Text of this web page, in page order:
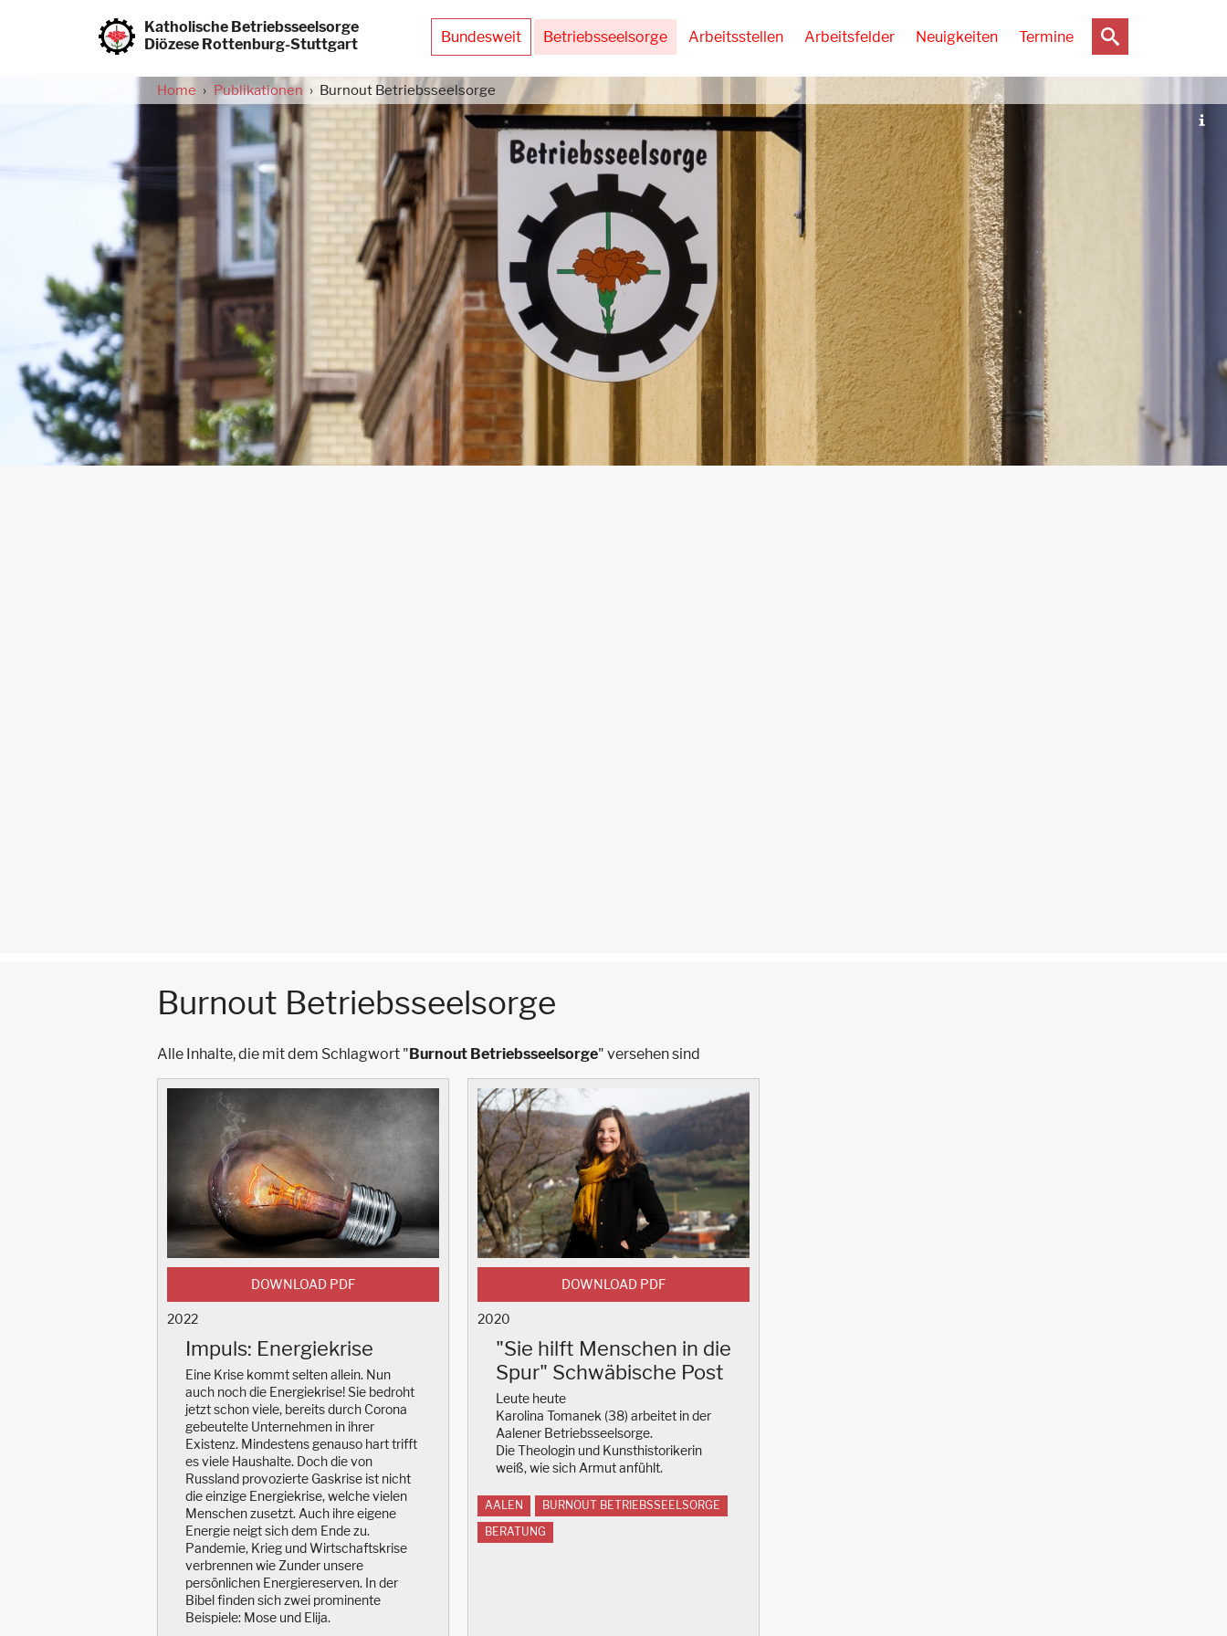
Katholische Betriebsseelsorge
Diözese Rottenburg-Stuttgart
Bundesweit Betriebsseelsorge Arbeitsstellen Arbeitsfelder Neuigkeiten Termine
Pfadnavigation
Home Publikationen Burnout Betriebsseelsorge
Burnout Betriebsseelsorge
Alle Inhalte, die mit dem Schlagwort "Burnout Betriebsseelsorge" versehen sind
DOWNLOAD PDF
2022
Impuls: Energiekrise
Eine Krise kommt selten allein. Nun
auch noch die Energiekrise! Sie bedroht
jetzt schon viele, bereits durch Corona
gebeutelte Unternehmen in ihrer
Existenz. Mindestens genauso hart trifft
es viele Haushalte. Doch die von
Russland provozierte Gaskrise ist nicht
die einzige Energiekrise, welche vielen
Menschen zusetzt. Auch ihre eigene
Energie neigt sich dem Ende zu.
Pandemie, Krieg und Wirtschaftskrise
verbrennen wie Zunder unsere
persönlichen Energiereserven. In der
Bibel finden sich zwei prominente
Beispiele: Mose und Elija.
DOWNLOAD PDF
2020
"Sie hilft Menschen in die
Spur" Schwäbische Post
Leute heute
Karolina Tomanek (38) arbeitet in der
Aalener Betriebsseelsorge.
Die Theologin und Kunsthistorikerin
weiß, wie sich Armut anfühlt.
AALEN BURNOUT BETRIEBSSEELSORGE
BERATUNG